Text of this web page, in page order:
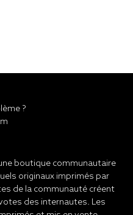
?
boutique communautaire
originaux imprimés par
de la communauté créent
des internautes. Les